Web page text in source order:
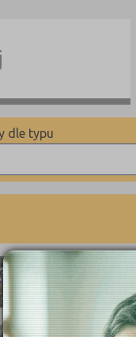
dle typu